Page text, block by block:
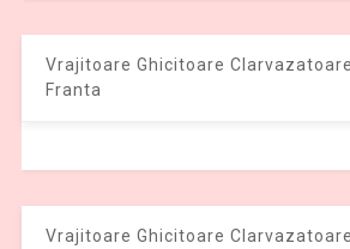
Vrajitoare Ghicitoare
Franta
Vrajitoare Ghicitoare